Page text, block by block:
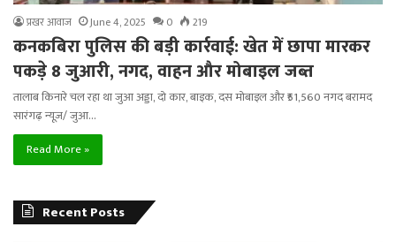
प्रखर आवाज June 4, 2025 0 219
कनकबिरा पुलिस की बड़ी कार्रवाई: खेत में छापा मारकर
पकड़े 8 जुआरी, नगद, वाहन और मोबाइल जब्त
तालाब किनारे चल रहा था जुआ अड्डा, दो कार, बाइक, दस मोबाइल और ₹51,560 नगद बरामद
सारंगढ़ न्यूज़/ जुआ…
Read More »
Recent Posts